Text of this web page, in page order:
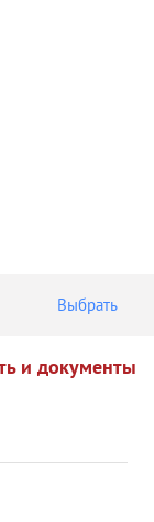
Выбрать
и документы